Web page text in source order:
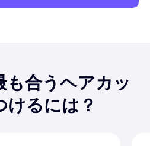
も合うヘアカッ
けるには？